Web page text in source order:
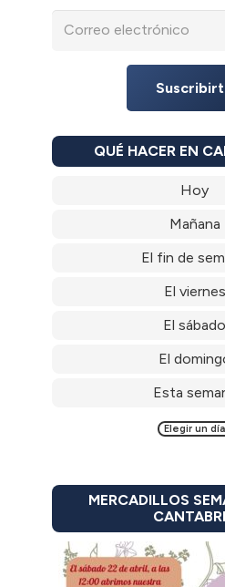
QUÉ HACER EN
Hoy
Mañana
El fin de
El viernes
El sábado
El
Esta
Elegir un día
MERCADILLOS